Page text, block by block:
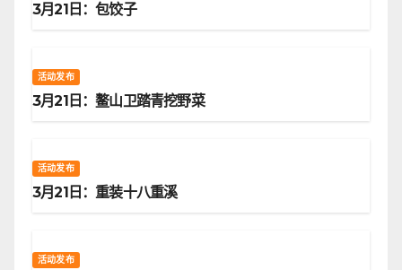
3月21日：包饺子
活动发布
3月21日：鳌山卫踏青挖野菜
活动发布
3月21日：重装十八重溪
活动发布